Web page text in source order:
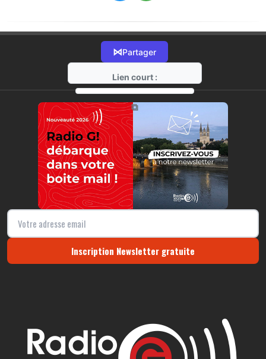
⋈Partager
Lien court :
https://radio-g.fr?21592
⧉
Inscription Newsletter gratuite